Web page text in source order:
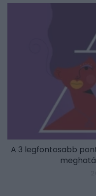
A 3 legfontosabb